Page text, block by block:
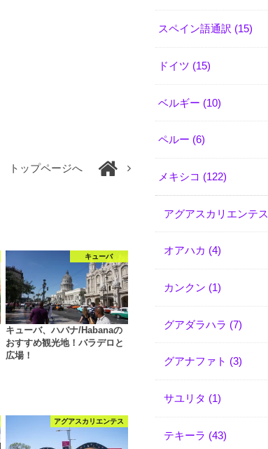
トップページへ
キューバ
キューバ、ハバナ/Habanaの
おすすめ観光地！バラデロと
広場！
アグアスカリエンテス
スペイン語通訳 (15)
ドイツ (15)
ベルギー (10)
ペルー (6)
メキシコ (122)
アグアスカリエンテス
オアハカ (4)
カンクン (1)
グアダラハラ (7)
グアナファト (3)
サユリタ (1)
テキーラ (43)